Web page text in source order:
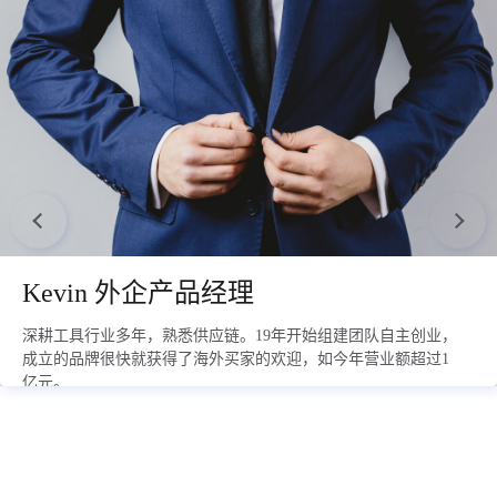
Leo 餐饮店老板
2021年5月开始做亚马逊，从完全没有运营经验到一个人月入五
万美金，只用了一年不到的时间。
Ethan 电子商
建团队自主创业，